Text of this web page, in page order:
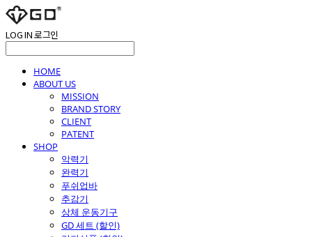
LOG IN로그인
HOME
ABOUT US
MISSION
BRAND STORY
CLIENT
PATENT
SHOP
악력기
완력기
푸쉬업바
추감기
상체 운동기구
GD 세트 (할인)